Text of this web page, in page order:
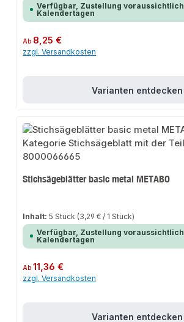
Verfügbar, Zustellung voraussichtlich
Kalendertagen
Regulärer Preis:
Ab 8,25 €
zzgl. Versandkosten
Varianten entdecken
Stichsägeblätter basic metal METABO
Inhalt:5 Stück (3,29 € / 1 Stück)
Verfügbar, Zustellung voraussichtlich
Kalendertagen
Regulärer Preis:
Ab11,36 €
zzgl. Versandkosten
Varianten entdecken